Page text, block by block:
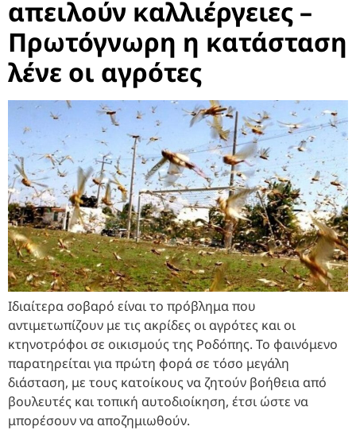
απειλούν καλλιέργειες –
Πρωτόγνωρη η κατάσταση
λένε οι αγρότες
Ιδιαίτερα σοβαρό είναι το πρόβλημα που
αντιμετωπίζουν με τις ακρίδες οι αγρότες και οι
κτηνοτρόφοι σε οικισμούς της Ροδόπης. Το φαινόμενο
παρατηρείται για πρώτη φορά σε τόσο μεγάλη
διάσταση, με τους κατοίκους να ζητούν βοήθεια από
βουλευτές και τοπική αυτοδιοίκηση, έτσι ώστε να
μπορέσουν να αποζημιωθούν.